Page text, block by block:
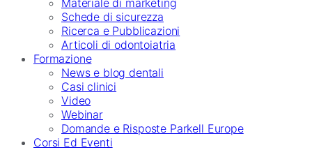
Materiale di marketing
Schede di sicurezza
Ricerca e Pubblicazioni
Articoli di odontoiatria
Formazione
News e blog dentali
Casi clinici
Video
Webinar
Domande e Risposte Parkell Europe
Corsi Ed Eventi